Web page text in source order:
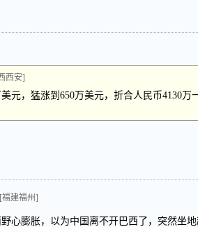
西安]
元，猛涨到650万美元，折合人民币4130万
[福建福州]
心膨胀，以为中国离不开巴西了，突然坐